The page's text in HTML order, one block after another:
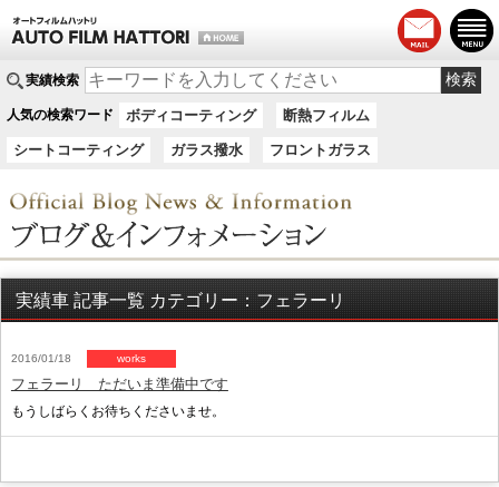
実績検索
人気の検索ワード ボディコーティング 断熱フィルム
シートコーティング ガラス撥水 フロントガラス
実績車 記事一覧 カテゴリー：フェラーリ
2016/01/18 works
フェラーリ ただいま準備中です
もうしばらくお待ちくださいませ。